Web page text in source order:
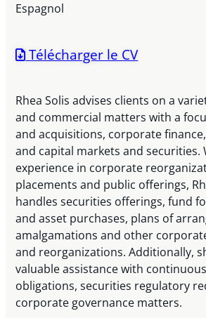
Espagnol
Télécharger le CV
Rhea Solis advises clients on a
and commercial matters with a
and acquisitions, corporate
and capital markets and securities.
experience in corporate
placements and public offerings,
handles securities offerings, fund
and asset purchases, plans of
amalgamations and other
and reorganizations. Additionally,
valuable assistance with
obligations, securities regulatory
corporate governance matters.